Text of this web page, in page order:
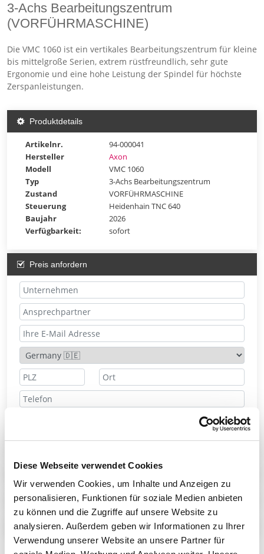
Diese Webseite verwendet Cookies
Wir verwenden Cookies, um Inhalte und Anzeigen zu
personalisieren, Funktionen für soziale Medien anbieten
zu können und die Zugriffe auf unsere Website zu
analysieren. Außerdem geben wir Informationen zu Ihrer
Verwendung unserer Website an unsere Partner für
3-Achs Bearbeitungszentrum
(VORFÜHRMASCHINE)
Die VMC 1060 ist ein vertikales Bearbeitungszentrum für kleine
bis mittelgroße Serien, extrem rüstfreundlich, sehr gute
Ergonomie und eine hohe Leistung der Spindel für höchste
Zerspanleistungen.
Produktdetails
Artikelnr.
94-000041
Hersteller
Axon
Modell
VMC 1060
Typ
3-Achs Bearbeitungszentrum
Zustand
VORFÜHRMASCHINE
Steuerung
Heidenhain TNC 640
Baujahr
2026
Verfügbarkeit:
sofort
Preis anfordern
Technisches Datenblatt
Teilen